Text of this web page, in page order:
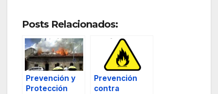
Posts Relacionados:
Prevención y
Protección
Prevención
contra